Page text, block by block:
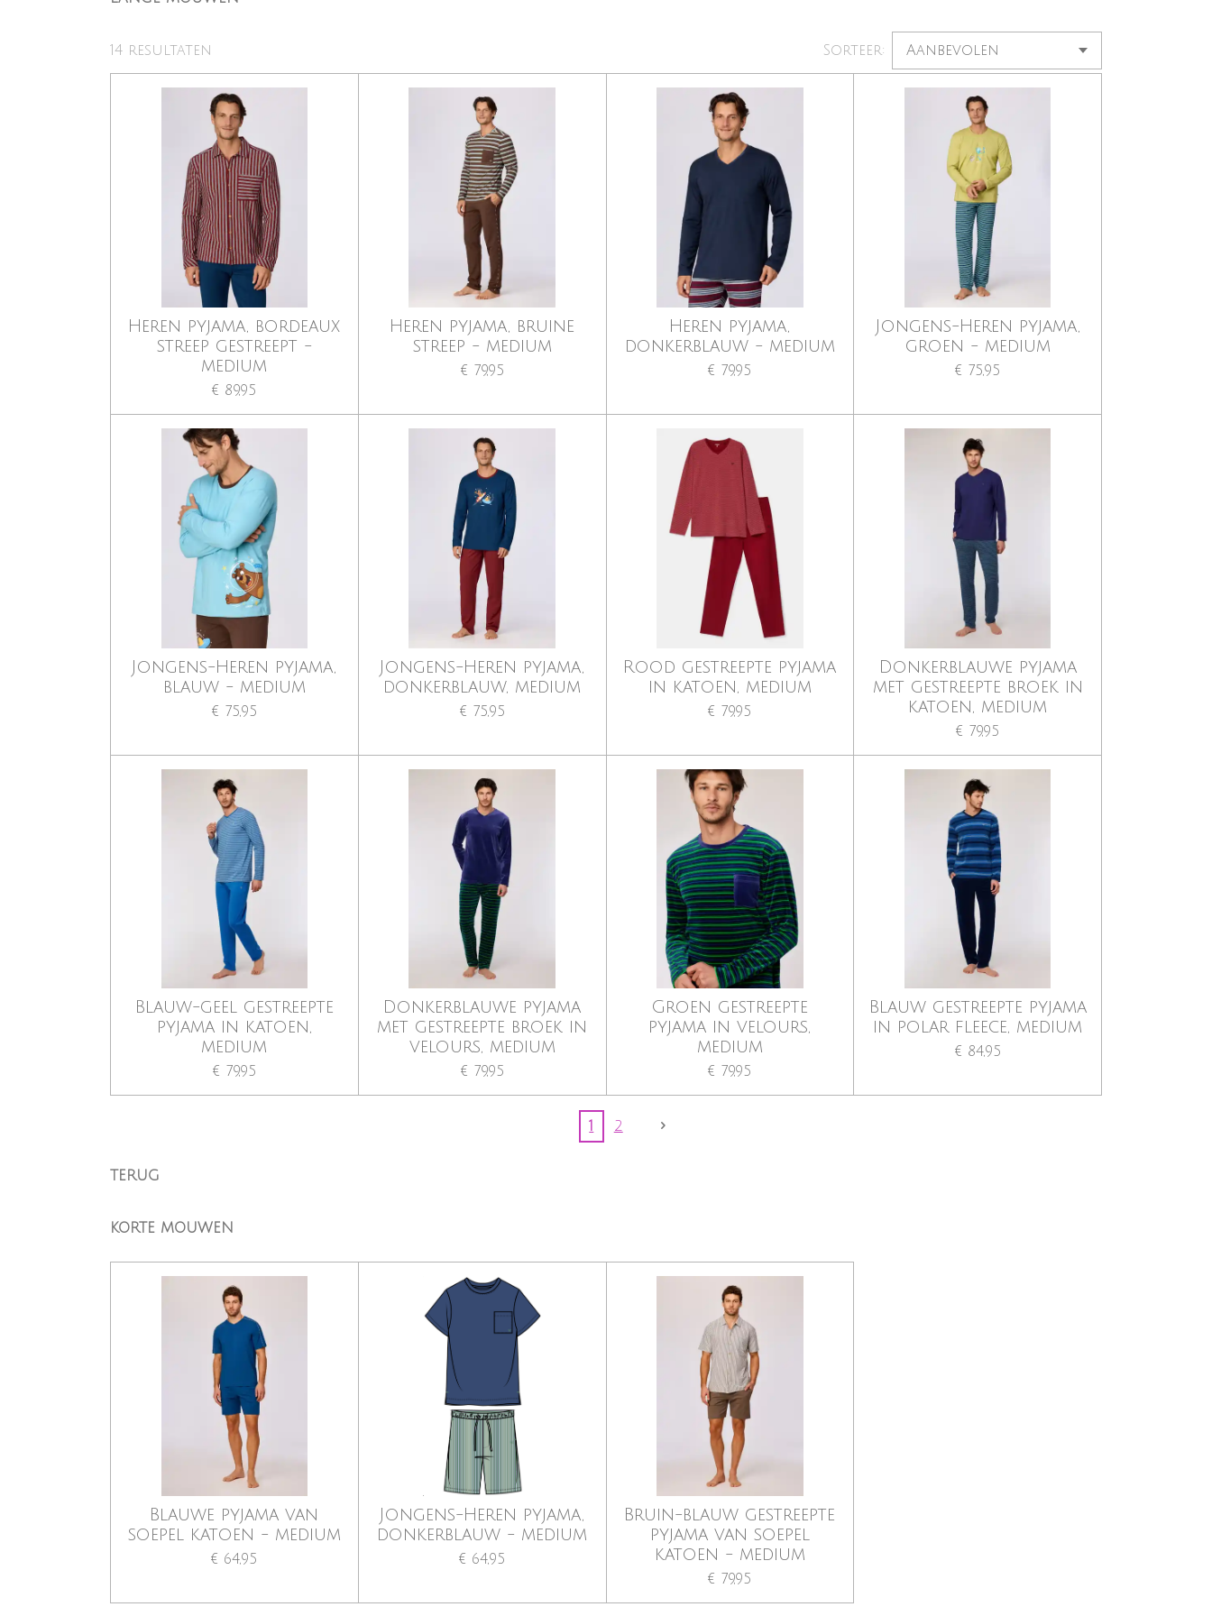
14 resultaten Sorteer:
Heren pyjama, bordeaux
streep gestreept -
medium
€ 89,95
Heren pyjama, bruine
streep - medium
€ 79,95
Heren pyjama,
donkerblauw - medium
€ 79,95
Jongens-Heren pyjama,
groen - medium
€ 75,95
Jongens-Heren pyjama,
blauw - medium
€ 75,95
Jongens-Heren pyjama,
donkerblauw, medium
€ 75,95
Rood gestreepte pyjama
in katoen, medium
€ 79,95
Donkerblauwe pyjama
met gestreepte broek in
katoen, medium
€ 79,95
Blauw-geel gestreepte
pyjama in katoen,
medium
€ 79,95
Donkerblauwe pyjama
met gestreepte broek in
velours, medium
€ 79,95
Groen gestreepte
pyjama in velours,
medium
€ 79,95
Blauw gestreepte pyjama
in polar fleece, medium
€ 84,95
1 2
TERUG
KORTE MOUWEN
Blauwe pyjama van
soepel katoen - medium
€ 64,95
Jongens-Heren pyjama,
donkerblauw - medium
€ 64,95
Bruin-blauw gestreepte
pyjama van soepel
katoen - medium
€ 79,95